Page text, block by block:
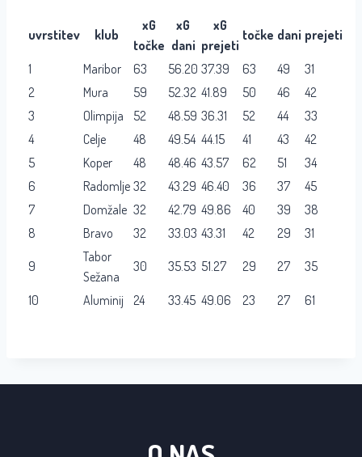
uvrstitev klub
xG
točke
xG
dani
xG
prejeti
točke dani prejeti
1 Maribor 63 56.20 37.39 63 49
31
2
Mura 59 52.32 41.89 50 46
42
3
Olimpija 52 48.59 36.31 52 44
33
4
Celje 48 49.54 44.15 41 43
42
5
Koper 48 48.46 43.57 62 51
34
6
Radomlje 32 43.29 46.40 36 37
45
7
Domžale 32 42.79 49.86 40 39
38
8
Bravo 32 33.03 43.31 42 29 31
9
Tabor
Sežana
30 35.53 51.27 29 27 35
10 Aluminij 24 33.45 49.06 23 27 61